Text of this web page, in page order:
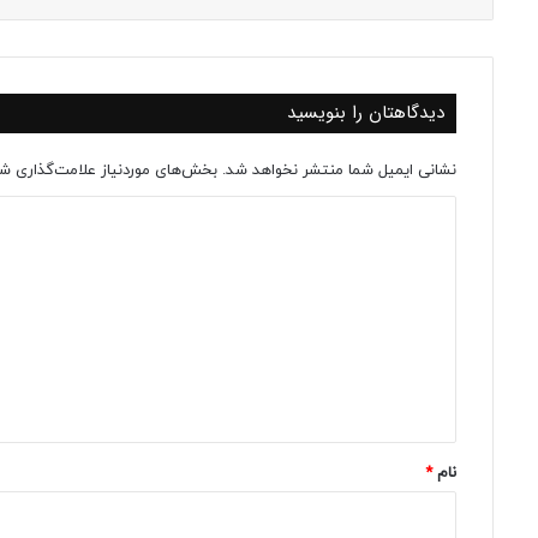
دیدگاهتان را بنویسید
نشانی ایمیل شما منتشر نخواهد شد. بخش‌های موردنیاز علامت‌گذاری
نام*